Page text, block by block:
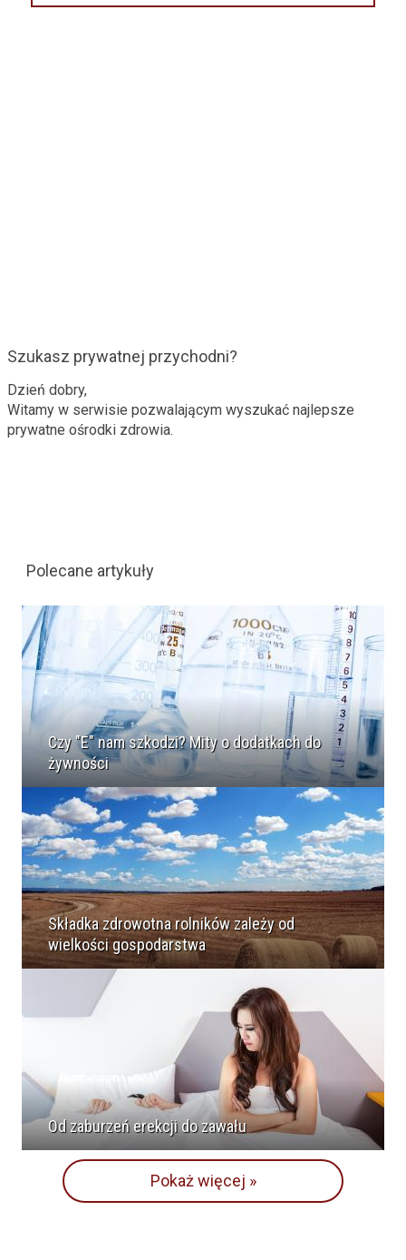
Szukasz prywatnej przychodni?
Dzień dobry,
Witamy w serwisie pozwalającym wyszukać najlepsze
prywatne ośrodki zdrowia.
Polecane artykuły
Czy "E" nam szkodzi? Mity o dodatkach do
żywności
Składka zdrowotna rolników zależy od
wielkości gospodarstwa
Od zaburzeń erekcji do zawału
Pokaż więcej »